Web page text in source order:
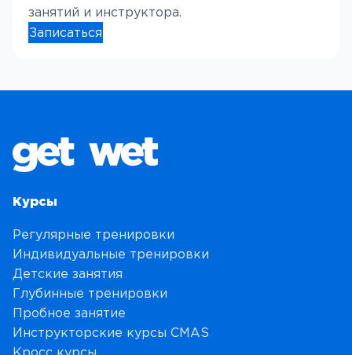
занятий и инструктора.
Записаться
Курсы
Регулярные тренировки
Индивидуальные тренировки
Детские занятия
Глубинные тренировки
Пробное занятие
Инструкторские курсы CMAS
Кросс курсы